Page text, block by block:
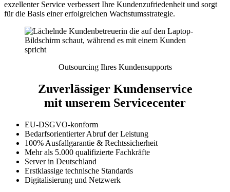
exzellenter Service verbessert Ihre Kundenzufriedenheit und sorgt
für die Basis einer erfolgreichen Wachstumsstrategie.
Outsourcing Ihres Kundensupports
Zuverlässiger Kundenservice
mit unserem Servicecenter
EU-DSGVO-konform
Bedarfsorientierter Abruf der Leistung
100% Ausfallgarantie & Rechtssicherheit
Mehr als 5.000 qualifizierte Fachkräfte
Server in Deutschland
Erstklassige technische Standards
Digitalisierung und Netzwerk